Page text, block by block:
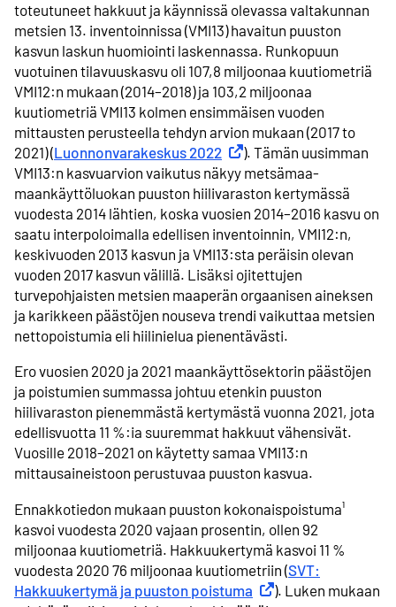
toteutuneet hakkuut ja käynnissä olevassa valtakunnan
metsien 13. inventoinnissa (VMI13) havaitun puuston
kasvun laskun huomiointi laskennassa. Runkopuun
vuotuinen tilavuuskasvu oli 107,8 miljoonaa kuutiometriä
VMI12:n mukaan (2014–2018) ja 103,2 miljoonaa
kuutiometriä VMI13 kolmen ensimmäisen vuoden
mittausten perusteella tehdyn arvion mukaan (2017 to
2021) (Luonnonvarakeskus 2022 Ulkoinen linkki
). Tämän uusimman
VMI13:n kasvuarvion vaikutus näkyy metsämaa-
maankäyttöluokan puuston hiilivaraston kertymässä
vuodesta 2014 lähtien, koska vuosien 2014–2016 kasvu on
saatu interpoloimalla edellisen inventoinnin, VMI12:n,
keskivuoden 2013 kasvun ja VMI13:sta peräisin olevan
vuoden 2017 kasvun välillä. Lisäksi ojitettujen
turvepohjaisten metsien maaperän orgaanisen aineksen
ja karikkeen päästöjen nouseva trendi vaikuttaa metsien
nettopoistumia eli hiilinielua pienentävästi.
Ero vuosien 2020 ja 2021 maankäyttösektorin päästöjen
ja poistumien summassa johtuu etenkin puuston
hiilivaraston pienemmästä kertymästä vuonna 2021, jota
edellisvuotta 11 %:ia suuremmat hakkuut vähensivät.
Vuosille 2018–2021 on käytetty samaa VMI13:n
mittausaineistoon perustuvaa puuston kasvua.
Ennakkotiedon mukaan puuston kokonaispoistuma¹
kasvoi vuodesta 2020 vajaan prosentin, ollen 92
miljoonaa kuutiometriä. Hakkuukertymä kasvoi 11 %
vuodesta 2020 76 miljoonaa kuutiometriin (SVT:
Hakkuukertymä ja puuston poistuma Ulkoinen linkki
). Luken mukaan